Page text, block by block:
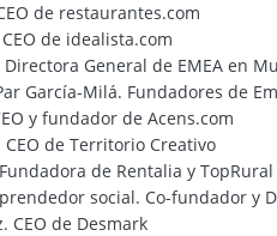
de restaurantes.com
de idealista.com
Directora General de EMEA en
García-Milá. Fundadores de
y fundador de Acens.com
CEO de Territorio Creativo
de Rentalia y TopRural
social. Co-fundador y
CEO de Desmark